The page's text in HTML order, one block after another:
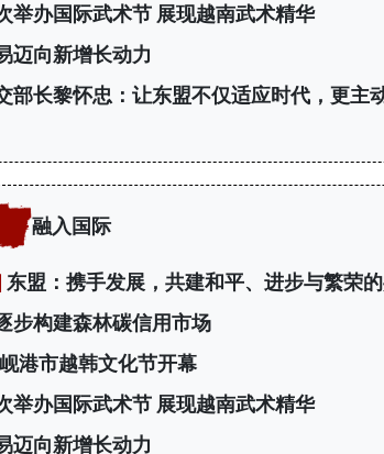
举办国际武术节 展现越南武术精华
迈向新增长动力
部长黎怀忠：让东盟不仅适应时代，更主
融入国际
东盟：携手发展，共建和平、进步与繁荣
步构建森林碳信用市场
港市越韩文化节开幕
举办国际武术节 展现越南武术精华
迈向新增长动力